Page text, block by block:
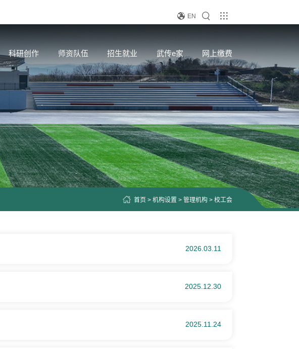
EN
科研创作 师资队伍 招生就业 武传e家 网上缴费
首页 > 机构设置 > 管理机构 > 校工会
2026.03.11
2025.12.30
2025.11.24